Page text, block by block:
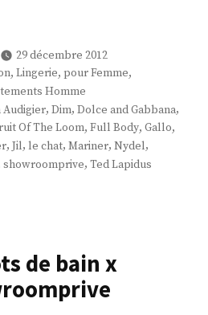
29 décembre 2012
, Lingerie, pour Femme,
Homme
Audigier, Dim, Dolce and Gabbana,
Of The Loom, Full Body, Gallo,
, Jil, le chat, Mariner, Nydel,
showroomprive, Ted Lapidus
de bain x